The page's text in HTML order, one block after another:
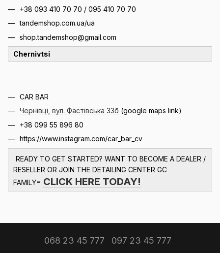
+38 093 410 70 70 / 095 410 70 70
tandemshop.com.ua/ua
shop.tandemshop@gmail.com
Chernivtsi
CAR BAR
Чернівці, вул. Фастівська 33б (google maps link)
+38 099 55 896 80
https://www.instagram.com/car_bar_cv
READY TO GET STARTED? WANT TO BECOME A DEALER /
RESELLER OR JOIN THE DETAILING CENTER GC
FAMILY- CLICK HERE TODAY!
068 23 45 777 097 23 45 777